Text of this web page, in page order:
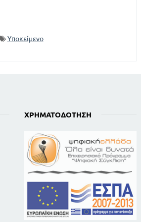
164
162
163
164
165
165
Υποκείμενο
ΧΡΗΜΑΤΟΔΌΤΗΣΗ